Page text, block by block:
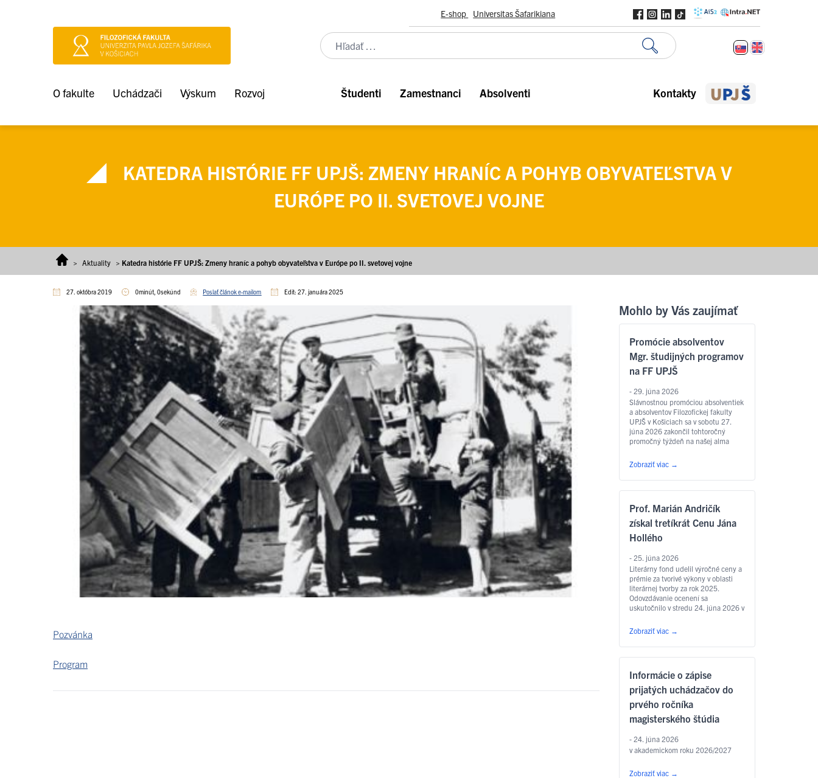
E-shop Universitas Šafarikiana
O fakulte Uchádzači Výskum Rozvoj Študenti Zamestnanci Absolventi Kontakty
KATEDRA HISTÓRIE FF UPJŠ: ZMENY HRANÍC A POHYB OBYVATEĽSTVA V
EURÓPE PO II. SVETOVEJ VOJNE
> Aktuality > Katedra histórie FF UPJŠ: Zmeny hraníc a pohyb obyvateľstva v Európe po II. svetovej vojne
27. októbra 2019 0minút, 0sekúnd Poslať článok e-mailom Edit: 27. januára 2025
Pozvánka
Program
Mohlo by Vás zaujímať
Promócie absolventov
Mgr. študijných programov
na FF UPJŠ
- 29. júna 2026
Slávnostnou promóciou absolventiek
a absolventov Filozofickej fakulty
UPJŠ v Košiciach sa v sobotu 27.
júna 2026 zakončil tohtoročný
promočný týždeň na našej alma
Aule Lekárskej fakulty UPJŠ na Tr.
SNP – o 9.00 hod. sa uskutočnili
promócie absolventov študijných
programov anglický jazyk pre
slovakisticko-mediálne štúdiá,
filozofia, sociálna práca …
Čítať
ďalej
Zobraziť viac →
Prof. Marián Andričík
získal tretíkrát Cenu Jána
Hollého
- 25. júna 2026
Literárny fond udelil výročné ceny a
prémie za tvorivé výkony v oblasti
literárnej tvorby za rok 2025.
Odovzdávanie ocenení sa
uskutočnilo v stredu 24. júna 2026 v
z laureátov je aj
prodekan Filozofickej fakulty UPJŠ
v Košiciach prof. PhDr. Marián
Andričík, PhD., ktorý dostal Cenu
v kategórii poézia, a to za prvý
slovenský preklad … Čítať ďalej
Zobraziť viac →
Informácie o zápise
prijatých uchádzačov do
prvého ročníka
magisterského štúdia
- 24. júna 2026
v akademickom roku 2026/2027
Zobraziť viac →